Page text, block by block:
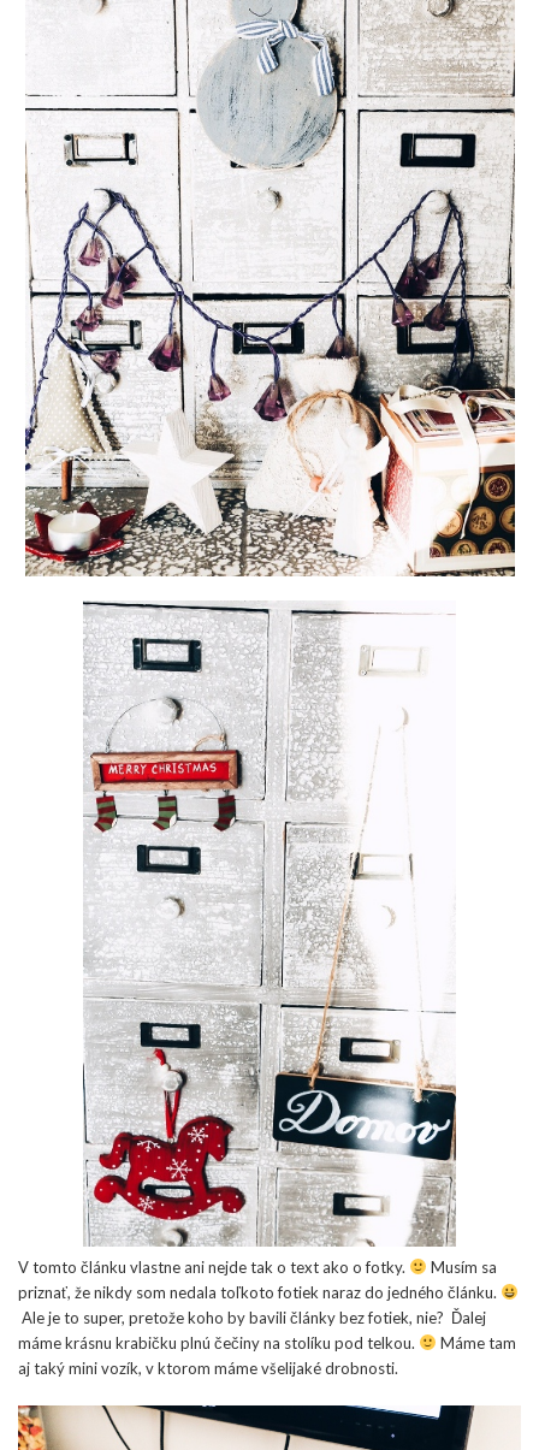
V tomto článku vlastne ani nejde tak o text ako o fotky.
Musím sa
priznať, že nikdy som nedala toľkoto fotiek naraz do jedného článku.
Ale je to super, pretože koho by bavili články bez fotiek, nie? Ďalej
máme krásnu krabičku plnú čečiny na stolíku pod telkou.
Máme tam
aj taký mini vozík, v ktorom máme všelijaké drobnosti.